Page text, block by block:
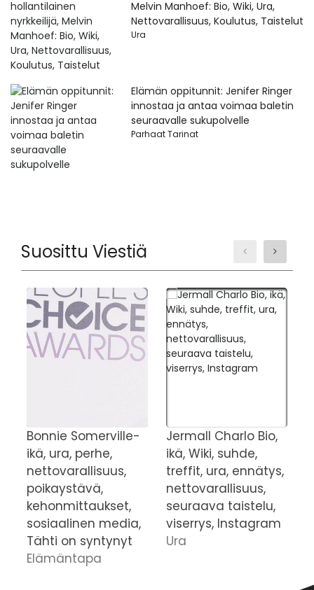
Melvin Manhoef: Bio, Wiki, Ura,
Nettovarallisuus, Koulutus, Taistelut
Ura
Elämän oppitunnit: Jenifer Ringer
innostaa ja antaa voimaa baletin
seuraavalle sukupolvelle
Parhaat Tarinat
Suosittu Viestiä
Bonnie Somerville-
ikä, ura, perhe,
nettovarallisuus,
poikaystävä,
kehonmittaukset,
sosiaalinen media,
Tähti on syntynyt
Elämäntapa
Jermall Charlo Bio,
ikä, Wiki, suhde,
treffit, ura, ennätys,
nettovarallisuus,
seuraava taistelu,
viserrys, Instagram
Ura